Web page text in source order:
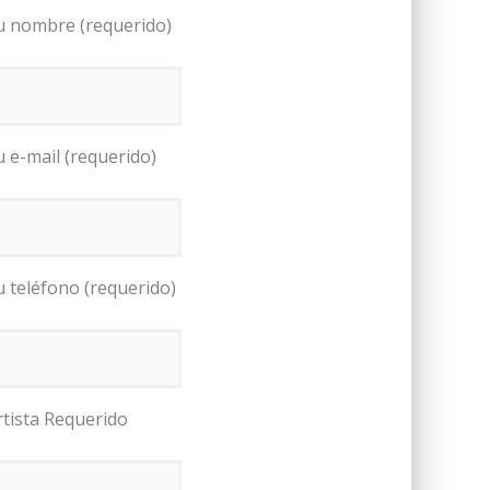
nombre (requerido)
e-mail (requerido)
teléfono (requerido)
Requerido